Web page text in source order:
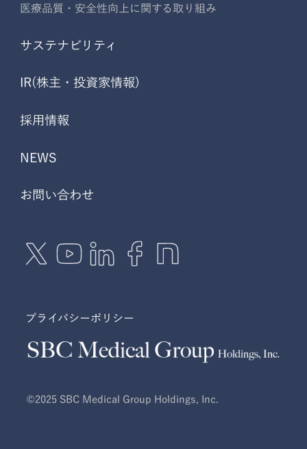
医療品質・安全性向上に関する取り組み
サステナビリティ
IR(株主・投資家情報)
採用情報
NEWS
お問い合わせ
プライバシーポリシー
©2025 SBC Medical Group Holdings, Inc.